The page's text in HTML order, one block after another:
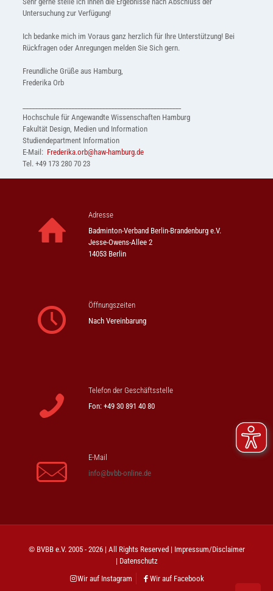
Untersuchung zur Verfügung!
Ich bedanke mich im Voraus ganz herzlich für Ihre Unterstützung! Bei
Rückfragen oder Anregungen melden Sie Sich gern.
Freundliche Grüße aus Hamburg,
Frederika Orb
Hochschule für Angewandte Wissenschaften Hamburg
Fakultät Design, Medien und Information
Studiendepartment Information
E-Mail: Frederika.orb@haw-hamburg.de
Tel. +49 173 280 70 23
Adresse
Badminton-Verband Berlin-Brandenburg e.V.
Jesse-Owens-Allee 2
14053 Berlin
Öffnungszeiten
Nach Vereinbarung
Telefon der Geschäftsstelle
Fon: +49 30 891 40 80
E-Mail
info@bvbb-online.de
© BVBB e.V. 2005 - 2026 | All Rights Reserved | Impressum/Disclaimer
| Datenschutz
Wir auf Instagram
Wir auf Facebook